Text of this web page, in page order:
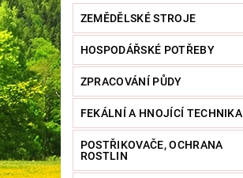
ZEMĚDĚLSKÉ STROJE
HOSPODÁŘSKÉ POTŘEBY
ZPRACOVÁNÍ PŮDY
FEKÁLNÍ A HNOJÍCÍ TECHNIKA
POSTŘIKOVAČE, OCHRANA
ROSTLIN